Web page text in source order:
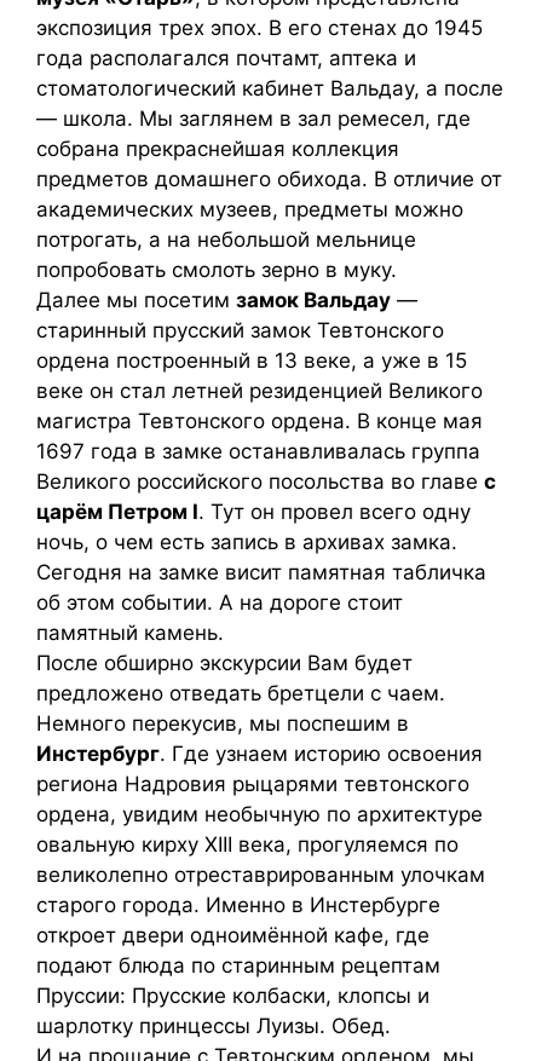
экспозиция трех эпох. В его стенах до 1945
года располагался почтамт, аптека и
стоматологический кабинет Вальдау, а после
— школа. Мы заглянем в зал ремесел, где
собрана прекраснейшая коллекция
предметов домашнего обихода. В отличие от
академических музеев, предметы можно
потрогать, а на небольшой мельнице
попробовать смолоть зерно в муку.
Далее мы посетим замок Вальдау —
старинный прусский замок Тевтонского
ордена построенный в 13 веке, а уже в 15
веке он стал летней резиденцией Великого
магистра Тевтонского ордена. В конце мая
1697 года в замке останавливалась группа
Великого российского посольства во главе с
царём Петром I. Тут он провел всего одну
ночь, о чем есть запись в архивах замка.
Сегодня на замке висит памятная табличка
об этом событии. А на дороге стоит
памятный камень.
После обширно экскурсии Вам будет
предложено отведать бретцели с чаем.
Немного перекусив, мы поспешим в
Инстербург. Где узнаем историю освоения
региона Надровия рыцарями тевтонского
ордена, увидим необычную по архитектуре
овальную кирху XIII века, прогуляемся по
великолепно отреставрированным улочкам
старого города. Именно в Инстербурге
откроет двери одноимённой кафе, где
подают блюда по старинным рецептам
Пруссии: Прусские колбаски, клопсы и
шарлотку принцессы Луизы. Обед.
И на прощание с Тевтонским орденом, мы